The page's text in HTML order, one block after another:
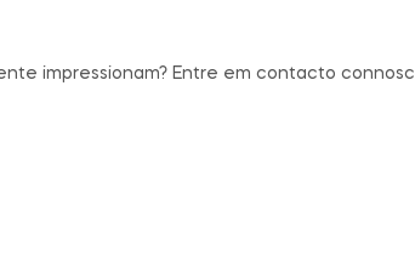
impressionam? Entre em contacto